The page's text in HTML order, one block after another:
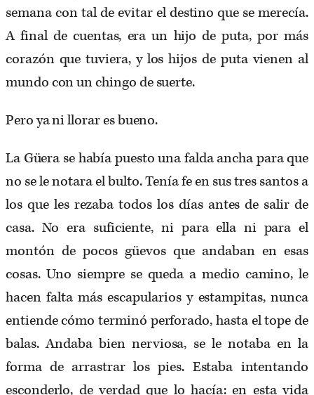
semana con tal de evitar el destino que se merecía.
A final de cuentas, era un hijo de puta, por más
corazón que tuviera, y los hijos de puta vienen al
mundo con un chingo de suerte.
Pero ya ni llorar es bueno.
La Güera se había puesto una falda ancha para que
no se le notara el bulto. Tenía fe en sus tres santos a
los que les rezaba todos los días antes de salir de
casa. No era suficiente, ni para ella ni para el
montón de pocos güevos que andaban en esas
cosas. Uno siempre se queda a medio camino, le
hacen falta más escapularios y estampitas, nunca
entiende cómo terminó perforado, hasta el tope de
balas. Andaba bien nerviosa, se le notaba en la
forma de arrastrar los pies. Estaba intentando
esconderlo, de verdad que lo hacía: en esta vida